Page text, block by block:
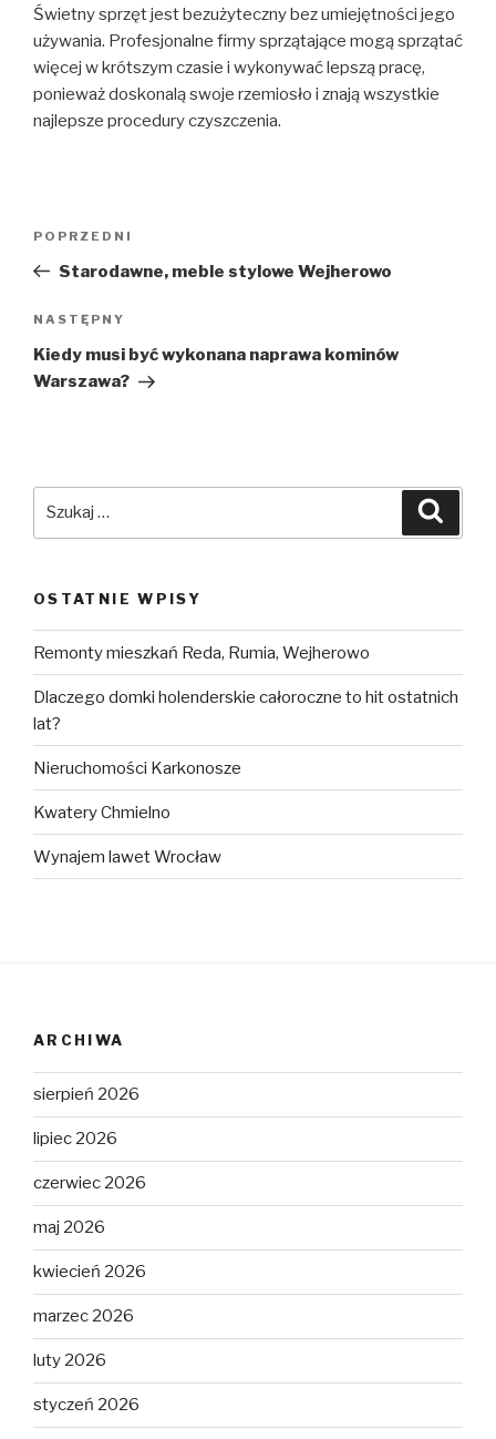
Świetny sprzęt jest bezużyteczny bez umiejętności jego
używania. Profesjonalne firmy sprzątające mogą sprzątać
więcej w krótszym czasie i wykonywać lepszą pracę,
ponieważ doskonalą swoje rzemiosło i znają wszystkie
najlepsze procedury czyszczenia.
Poprzedni
wpis
POPRZEDNI
Starodawne, meble stylowe Wejherowo
Następny
wpis
NASTĘPNY
Kiedy musi być wykonana naprawa kominów
Warszawa?
OSTATNIE WPISY
Remonty mieszkań Reda, Rumia, Wejherowo
Dlaczego domki holenderskie całoroczne to hit ostatnich
lat?
Nieruchomości Karkonosze
Kwatery Chmielno
Wynajem lawet Wrocław
ARCHIWA
sierpień 2026
lipiec 2026
czerwiec 2026
maj 2026
kwiecień 2026
marzec 2026
luty 2026
styczeń 2026